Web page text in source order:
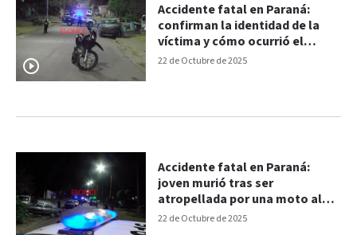
22 de Octubre de 2025
Accidente fatal en Paraná:
confirman la identidad de la
víctima y cómo ocurrió el
choque
22 de Octubre de 2025
Accidente fatal en Paraná:
joven murió tras ser
atropellada por una moto al
cruzar la calle